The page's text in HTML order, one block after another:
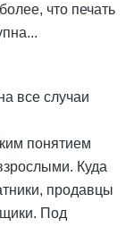
что печать
все случаи
понятием
Куда
продавцы
Под